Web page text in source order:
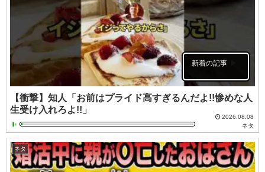
新着の記事
【衝撃】知人「お前はプライド高すぎるんだよ!!惨めな人
生受け入れろよ!!」
2026.08.08
ネタ
ネタ